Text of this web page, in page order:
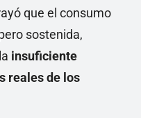
que el consumo
sostenida,
insuficiente
reales de los